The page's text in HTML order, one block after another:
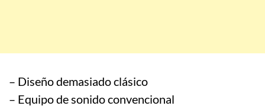
– Diseño demasiado clásico
– Equipo de sonido convencional